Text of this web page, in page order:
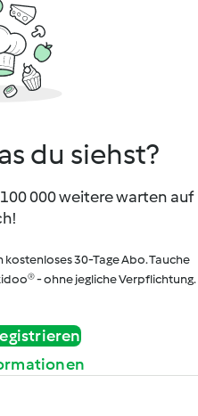
du siehst?
000 weitere warten auf
30-Tage Abo. Tauche
- ohne jegliche Verpflichtung.